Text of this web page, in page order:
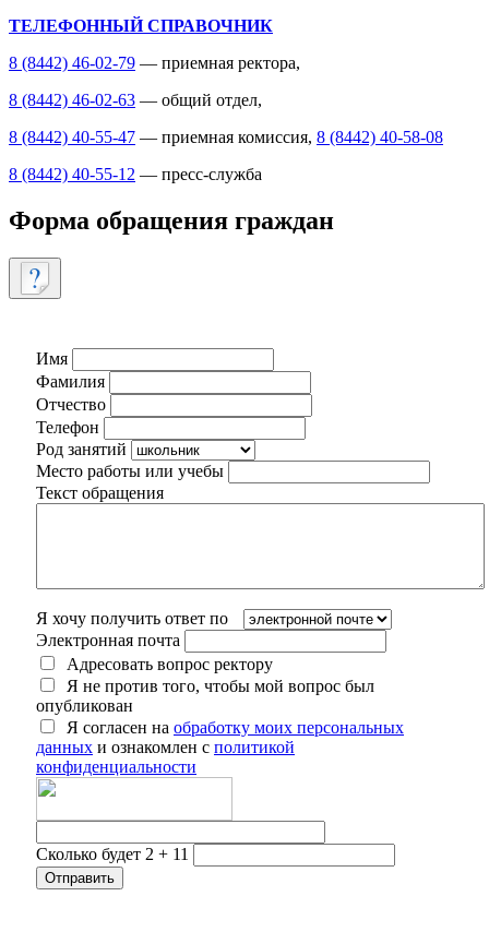
ТЕЛЕФОННЫЙ СПРАВОЧНИК
8 (8442) 46-02-79 — приемная ректора,
8 (8442) 46-02-63 — общий отдел,
8 (8442) 40-55-47 — приемная комиссия, 8 (8442) 40-58-08
8 (8442) 40-55-12 — пресс-служба
Форма обращения граждан
Имя
Фамилия
Отчество
Телефон
Род занятий
Место работы или учебы
Текст обращения
Я хочу получить ответ по
Электронная почта
Адресовать вопрос ректору
Я не против того, чтобы мой вопрос был
опубликован
Я согласен на обработку моих персональных
данных и ознакомлен с политикой
конфиденциальности
Сколько будет 2 + 11